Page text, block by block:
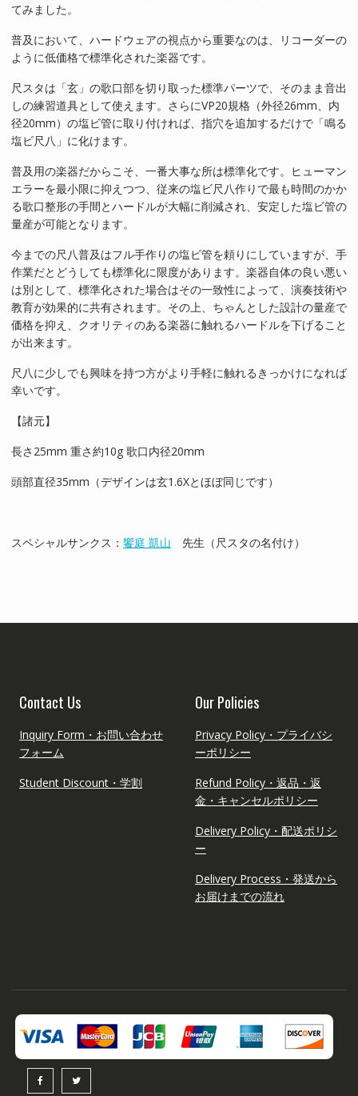
てみました。
普及において、ハードウェアの視点から重要なのは、リコーダーの
ように低価格で標準化された楽器です。
尺スタは「玄」の歌口部を切り取った標準パーツで、そのまま音出
しの練習道具として使えます。さらにVP20規格（外径26mm、内
径20mm）の塩ビ管に取り付ければ、指穴を追加するだけで「鳴る
塩ビ尺八」に化けます。
普及用の楽器だからこそ、一番大事な所は標準化です。ヒューマン
エラーを最小限に抑えつつ、従来の塩ビ尺八作りで最も時間のかか
る歌口整形の手間とハードルが大幅に削減され、安定した塩ビ管の
量産が可能となります。
今までの尺八普及はフル手作りの塩ビ管を頼りにしていますが、手
作業だとどうしても標準化に限度があります。楽器自体の良い悪い
は別として、標準化された場合はその一致性によって、演奏技術や
教育が効果的に共有されます。その上、ちゃんとした設計の量産で
価格を抑え、クオリティのある楽器に触れるハードルを下げること
が出来ます。
尺八に少しでも興味を持つ方がより手軽に触れるきっかけになれば
幸いです。
【諸元】
長さ25mm 重さ約10g 歌口内径20mm
頭部直径35mm（デザインは玄1.6Xとほぼ同じです）
スペシャルサンクス： 饗庭 凱山 先生（尺スタの名付け）
Contact Us
Inquiry Form・お問い合わせ
フォーム
Student Discount・学割
Our Policies
Privacy Policy・プライバシ
ーポリシー
Refund Policy・返品・返
金・キャンセルポリシー
Delivery Policy・配送ポリシ
ー
Delivery Process・発送から
お届けまでの流れ